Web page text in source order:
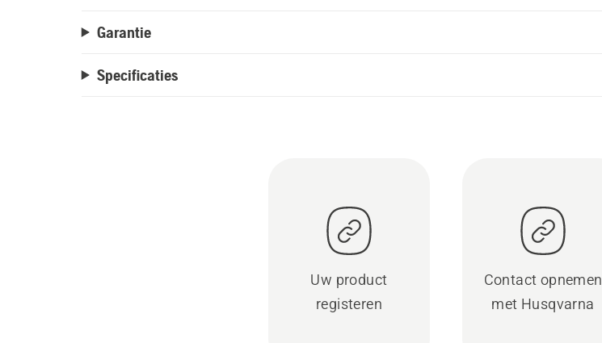
Garantie
Specificaties
Uw product
registeren
Contact opnemen
met Husqvarna